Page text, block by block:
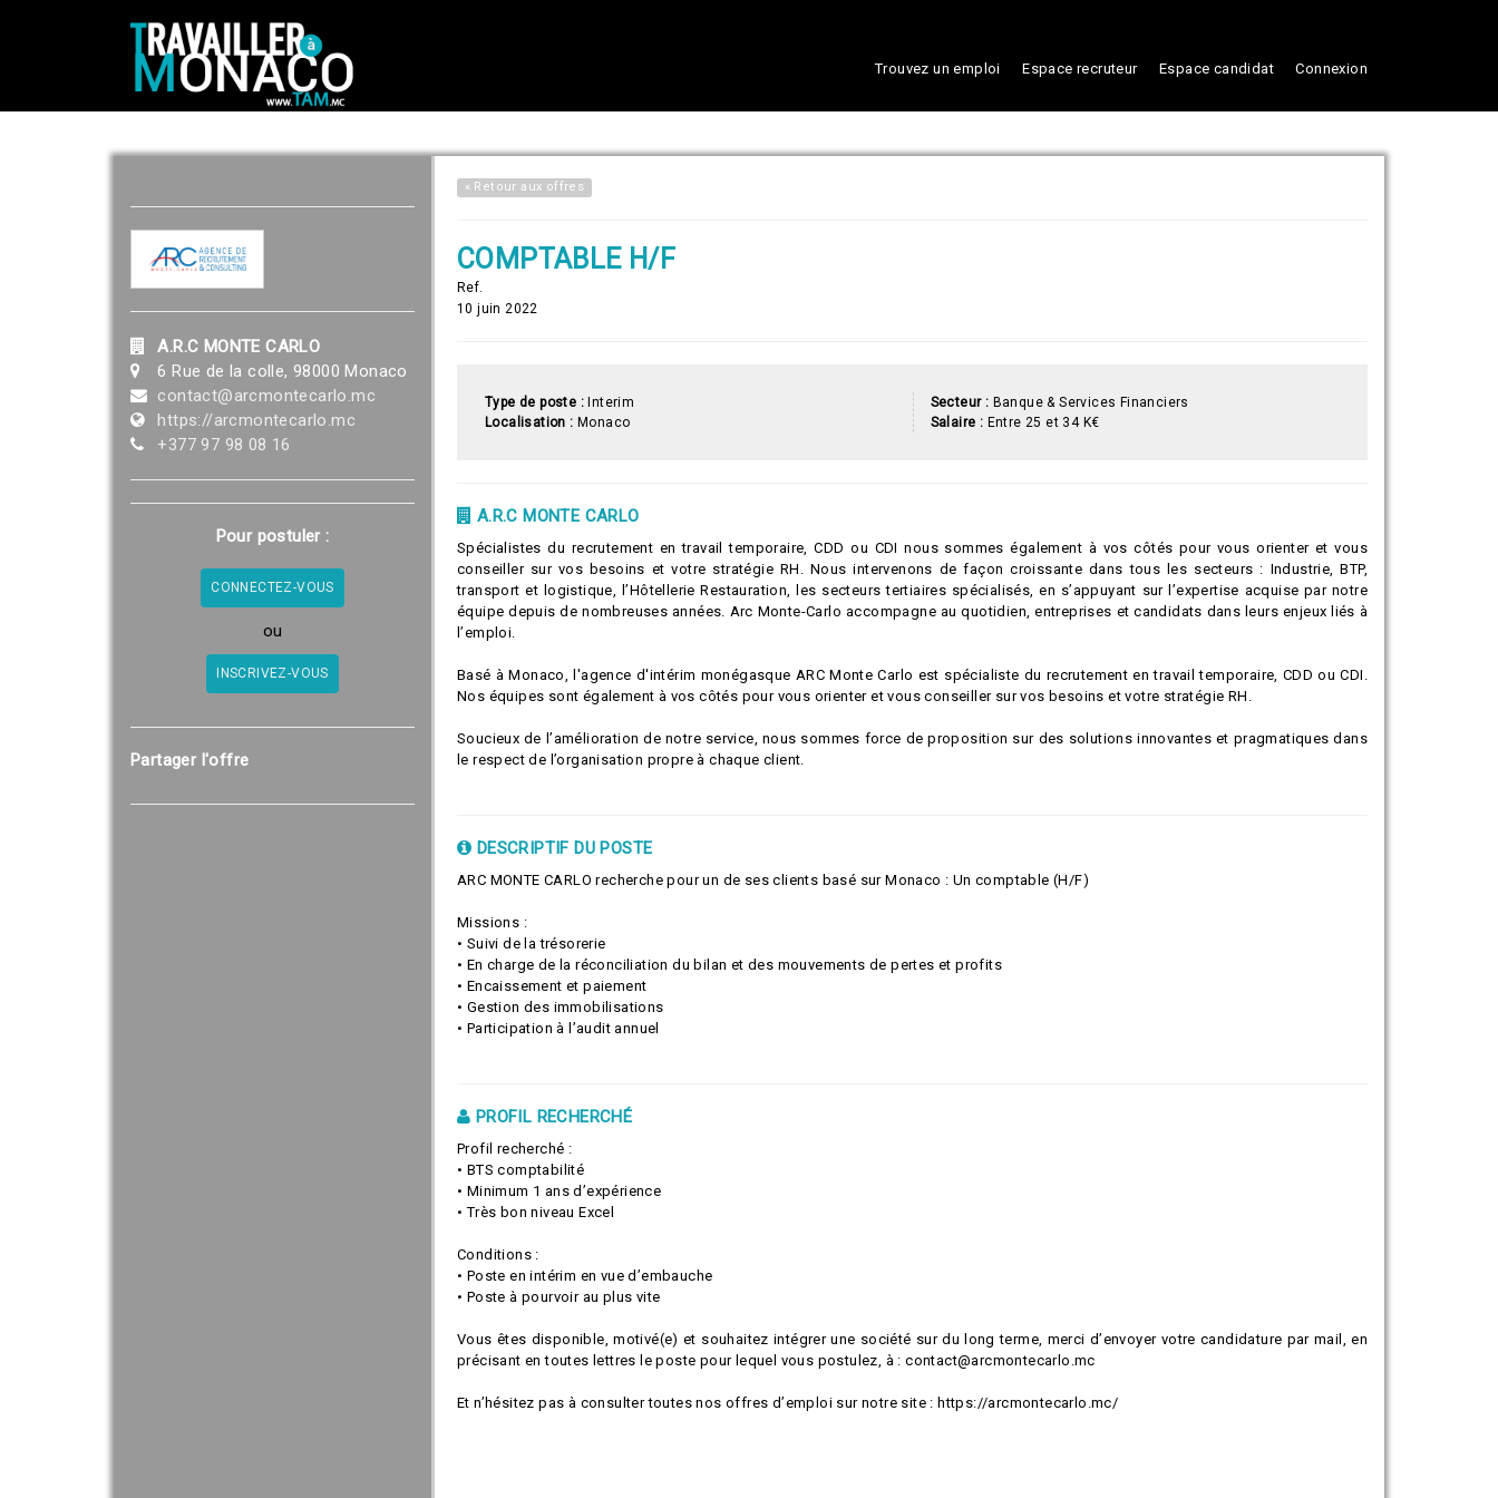
Trouvez un emploi Espace recruteur Espace candidat Connexion
A.R.C MONTE CARLO
6 Rue de la colle, 98000 Monaco
contact@arcmontecarlo.mc
https://arcmontecarlo.mc
+377 97 98 08 16
Pour postuler :
CONNECTEZ-VOUS
ou
INSCRIVEZ-VOUS
Partager l'offre
« Retour aux offres
COMPTABLE H/F
Ref.
10 juin 2022
Type de poste : Interim
Localisation : Monaco
Secteur : Banque & Services Financiers
Salaire : Entre 25 et 34 K€
A.R.C MONTE CARLO
Spécialistes du recrutement en travail temporaire, CDD ou CDI nous sommes également à vos côtés pour vous orienter et vous
conseiller sur vos besoins et votre stratégie RH. Nous intervenons de façon croissante dans tous les secteurs : Industrie, BTP,
transport et logistique, l’Hôtellerie Restauration, les secteurs tertiaires spécialisés, en s’appuyant sur l’expertise acquise par notre
équipe depuis de nombreuses années. Arc Monte-Carlo accompagne au quotidien, entreprises et candidats dans leurs enjeux liés à
l’emploi.
Basé à Monaco, l'agence d'intérim monégasque ARC Monte Carlo est spécialiste du recrutement en travail temporaire, CDD ou CDI.
Nos équipes sont également à vos côtés pour vous orienter et vous conseiller sur vos besoins et votre stratégie RH.
Soucieux de l’amélioration de notre service, nous sommes force de proposition sur des solutions innovantes et pragmatiques dans
le respect de l’organisation propre à chaque client.
DESCRIPTIF DU POSTE
ARC MONTE CARLO recherche pour un de ses clients basé sur Monaco : Un comptable (H/F)
Missions :
• Suivi de la trésorerie
• En charge de la réconciliation du bilan et des mouvements de pertes et profits
• Encaissement et paiement
• Gestion des immobilisations
• Participation à l’audit annuel
PROFIL RECHERCHÉ
Profil recherché :
• BTS comptabilité
• Minimum 1 ans d’expérience
• Très bon niveau Excel
Conditions :
• Poste en intérim en vue d’embauche
• Poste à pourvoir au plus vite
Vous êtes disponible, motivé(e) et souhaitez intégrer une société sur du long terme, merci d’envoyer votre candidature par mail, en
précisant en toutes lettres le poste pour lequel vous postulez, à : contact@arcmontecarlo.mc
Et n’hésitez pas à consulter toutes nos offres d’emploi sur notre site : https://arcmontecarlo.mc/